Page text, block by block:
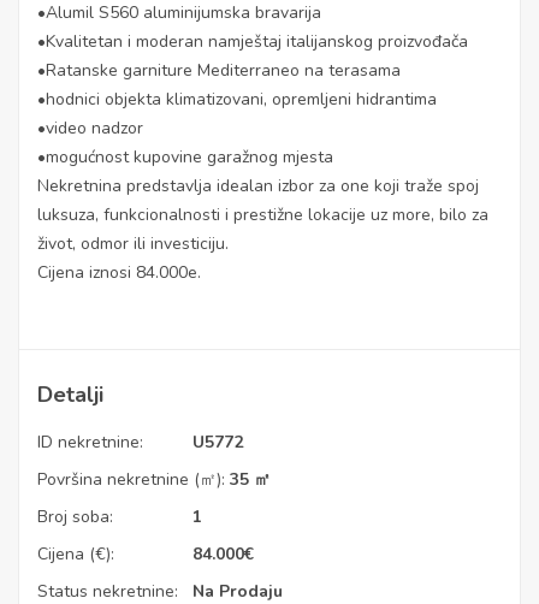
•Alumil S560 aluminijumska bravarija
•Kvalitetan i moderan namještaj italijanskog proizvođača
•Ratanske garniture Mediterraneo na terasama
•hodnici objekta klimatizovani, opremljeni hidrantima
•video nadzor
•mogućnost kupovine garažnog mjesta
Nekretnina predstavlja idealan izbor za one koji traže spoj
luksuza, funkcionalnosti i prestižne lokacije uz more, bilo za
život, odmor ili investiciju.
Cijena iznosi 84.000e.
Detalji
ID nekretnine:
U5772
Površina nekretnine (㎡): 35 ㎡
Broj soba:
1
Cijena (€):
84.000€
Status nekretnine:
Na Prodaju